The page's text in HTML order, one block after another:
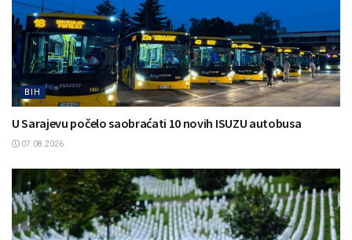
BIH
U Sarajevu počelo saobraćati 10 novih ISUZU autobusa
07.08.2026.